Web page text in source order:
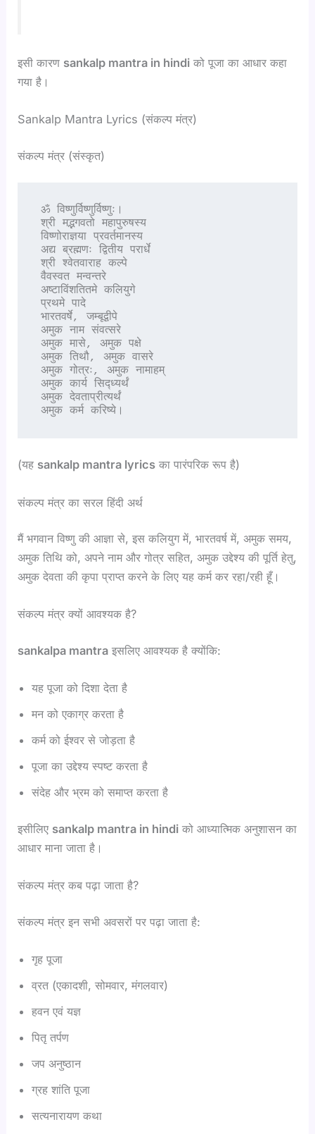
इसी कारण sankalp mantra in hindi को पूजा का आधार कहा
गया है।
Sankalp Mantra Lyrics (संकल्प मंत्र)
संकल्प मंत्र (संस्कृत)
ॐ विष्णुर्विष्णुर्विष्णुः।
श्री मद्भगवतो महापुरुषस्य
विष्णोराज्ञया प्रवर्तमानस्य
अद्य ब्रह्मणः द्वितीय परार्धे
श्री श्वेतवाराह कल्पे
वैवस्वत मन्वन्तरे
अष्टाविंशतितमे कलियुगे
प्रथमे पादे
भारतवर्षे, जम्बूद्वीपे
अमुक नाम संवत्सरे
अमुक मासे, अमुक पक्षे
अमुक तिथौ, अमुक वासरे
अमुक गोत्रः, अमुक नामाहम्
अमुक कार्य सिद्ध्यर्थं
अमुक देवताप्रीत्यर्थं
(यह sankalp mantra lyrics का पारंपरिक रूप है)
संकल्प मंत्र का सरल हिंदी अर्थ
मैं भगवान विष्णु की आज्ञा से, इस कलियुग में, भारतवर्ष में, अमुक समय,
अमुक तिथि को, अपने नाम और गोत्र सहित, अमुक उद्देश्य की पूर्ति हेतु,
अमुक देवता की कृपा प्राप्त करने के लिए यह कर्म कर रहा/रही हूँ।
संकल्प मंत्र क्यों आवश्यक है?
sankalpa mantra इसलिए आवश्यक है क्योंकि:
यह पूजा को दिशा देता है
मन को एकाग्र करता है
कर्म को ईश्वर से जोड़ता है
पूजा का उद्देश्य स्पष्ट करता है
संदेह और भ्रम को समाप्त करता है
इसीलिए sankalp mantra in hindi को आध्यात्मिक अनुशासन का
आधार माना जाता है।
संकल्प मंत्र कब पढ़ा जाता है?
संकल्प मंत्र इन सभी अवसरों पर पढ़ा जाता है:
गृह पूजा
व्रत (एकादशी, सोमवार, मंगलवार)
हवन एवं यज्ञ
पितृ तर्पण
जप अनुष्ठान
ग्रह शांति पूजा
सत्यनारायण कथा